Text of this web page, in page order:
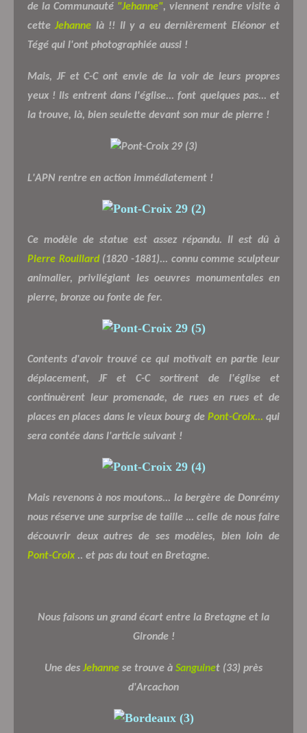
de la Communauté "Jehanne", viennent rendre visite à
cette Jehanne là !! Il y a eu dernièrement Eléonor et
Tégé qui l'ont photographiée aussi !
Mais, JF et C-C ont envie de la voir de leurs propres
yeux ! Ils entrent dans l'église... font quelques pas... et
la trouve, là, bien seulette devant son mur de pierre !
L'APN rentre en action immédiatement !
Ce modèle de statue est assez répandu. Il est dû à
Pierre Rouillard (1820 -1881)... connu comme sculpteur
animalier, privilégiant les oeuvres monumentales en
pierre, bronze ou fonte de fer.
Contents d'avoir trouvé ce qui motivait en partie leur
déplacement, JF et C-C sortirent de l'église et
continuèrent leur promenade, de rues en rues et de
places en places dans le vieux bourg de Pont-Croix... qui
sera contée dans l'article suivant !
Mais revenons à nos moutons... la bergère de Donrémy
nous réserve une surprise de taille ... celle de nous faire
découvrir deux autres de ses modèles, bien loin de
Pont-Croix .. et pas du tout en Bretagne.
Nous faisons un grand écart entre la Bretagne et la
Gironde !
Une des Jehanne se trouve à Sanguinet (33) près
d'Arcachon